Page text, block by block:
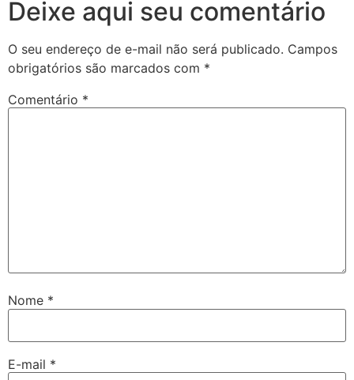
Deixe aqui seu comentário
O seu endereço de e-mail não será publicado. Campos
obrigatórios são marcados com *
Comentário *
Nome *
E-mail *